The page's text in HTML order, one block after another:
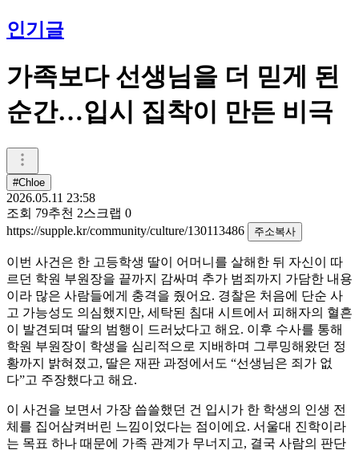
인기글
가족보다 선생님을 더 믿게 된
순간…입시 집착이 만든 비극
#Chloe
2026.05.11 23:58
조회 79추천 2스크랩 0
https://supple.kr/community/culture/130113486
주소복사
이번 사건은 한 고등학생 딸이 어머니를 살해한 뒤 자신이 따
르던 학원 부원장을 끝까지 감싸며 추가 범죄까지 가담한 내용
이라 많은 사람들에게 충격을 줬어요. 경찰은 처음에 단순 사
고 가능성도 의심했지만, 세탁된 침대 시트에서 피해자의 혈흔
이 발견되며 딸의 범행이 드러났다고 해요. 이후 수사를 통해
학원 부원장이 학생을 심리적으로 지배하며 그루밍해왔던 정
황까지 밝혀졌고, 딸은 재판 과정에서도 “선생님은 죄가 없
다”고 주장했다고 해요.
이 사건을 보면서 가장 씁쓸했던 건 입시가 한 학생의 인생 전
체를 집어삼켜버린 느낌이었다는 점이에요. 서울대 진학이라
는 목표 하나 때문에 가족 관계가 무너지고, 결국 사람의 판단